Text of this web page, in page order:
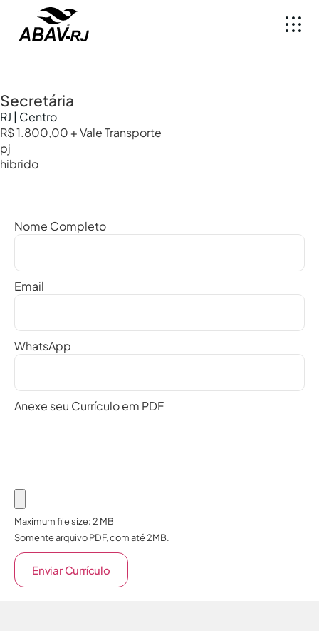
Secretária
RJ | Centro
R$ 1.800,00 + Vale Transporte
pj
hibrido
Nome Completo
Email
WhatsApp
Anexe seu Currículo em PDF
Maximum file size: 2 MB
Somente arquivo PDF, com até 2MB.
Enviar Currículo